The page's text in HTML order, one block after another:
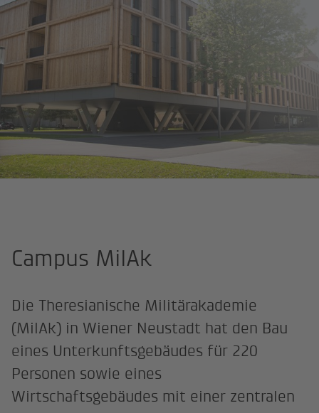
Campus MilAk
Die Theresianische Militärakademie
(MilAk) in Wiener Neustadt hat den Bau
eines Unterkunftsgebäudes für 220
Personen sowie eines
Wirtschaftsgebäudes mit einer zentralen